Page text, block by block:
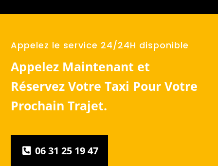
Appelez le service 24/24H disponible
Appelez Maintenant et
Réservez Votre Taxi Pour Votre
Prochain Trajet.
06 31 25 19 47